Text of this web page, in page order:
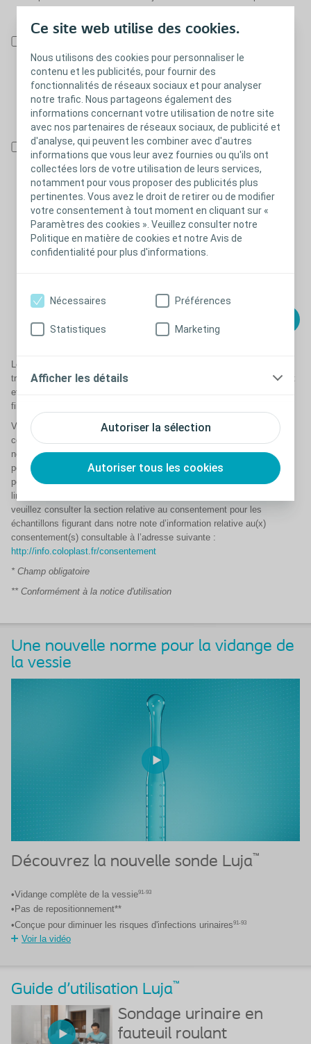
Ce site web utilise des cookies.
Nous utilisons des cookies pour personnaliser le
contenu et les publicités, pour fournir des
fonctionnalités de réseaux sociaux et pour analyser
notre trafic. Nous partageons également des
informations concernant votre utilisation de notre site
avec nos partenaires de réseaux sociaux, de publicité et
d'analyse, qui peuvent les combiner avec d'autres
informations que vous leur avez fournies ou qu'ils ont
collectées lors de votre utilisation de leurs services,
notamment pour vous proposer des publicités plus
pertinentes. Vous avez le droit de retirer ou de modifier
votre consentement à tout moment en cliquant sur «
Paramètres des cookies ». Veuillez consulter notre
Politique en matière de cookies et notre Avis de
confidentialité pour plus d'informations.
Autoriser la sélection
Autoriser tous les cookies
Nécessaires Préférences
Statistiques Marketing
Afficher les détails
dans le but de traiter ma demande d’échantillons, m’en tenir
informé(e) et assurer un suivi par téléphone, SMS, courriel ou
courrier, ainsi que pour m’envoyer des communications adaptées
à mes préférences et mes données et pour améliorer leurs
produits et services. *
Collectent, traitent et enregistrent mes données personnelles
dans le but de me faire connaître les produits et services
Coloplast qui me concernent, partager des parcours d’autres
utilisateurs, et m’informer des événements à venir et améliorer
leurs services en procédant à des campagnes sur mesure, que
ce soit par téléphone, SMS, e-mail ou courrier.Ces
communications seront basées sur les données personnelles que
je leur ai fournies, mes préférences et mes intérêts, comprenant
Les Laboratoires Coloplast SAS, en tant que responsables de
traitement conjoint avec la société Coloplast A/S Danemark, collectent
et traitent vos données sur la base de votre consentement pour les
finalités mentionnées dans ce formulaire.
Vous pouvez retirer votre consentement à tout moment, sans
conséquences, en écrivant à privacyrequests@coloplast.com ou en
nous appelant au 0 800 01 58 68 (numéro gratuit). De même, vous
pouvez exercer l’ensemble de vos droits relatifs à vos données
personnelles (les droits d’accès, de rectification, d’effacement, de
limitation, de portabilité ou de saisir la CNIL). Pour plus d'informations,
veuillez consulter la section relative au consentement pour les
échantillons figurant dans notre note d’information relative au(x)
consentement(s) consultable à l’adresse suivante :
http://info.coloplast.fr/consentement
* Champ obligatoire
** Conformément à la notice d'utilisation
Une nouvelle norme pour la vidange de
la vessie
Découvrez la nouvelle sonde Luja™
•Vidange complète de la vessie91-93
•Pas de repositionnement**
•Conçue pour diminuer les risques d'infections urinaires91-93
Voir la vidéo
Guide d'utilisation Luja™
Sondage urinaire en
fauteuil roulant